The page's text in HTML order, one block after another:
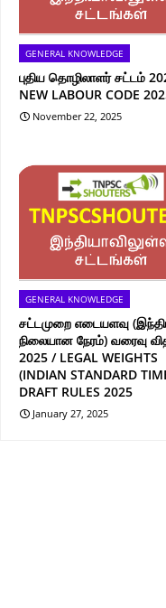
GENERAL KNOWLEDGE
புதிய தொழிலாளர் சட்டம்
NEW LABOUR CODE
November 22, 2025
GENERAL KNOWLEDGE
சட்டமுறை எடையளவு
நிலையான நேரம்) வரைவு
2025 / LEGAL WEIGHTS
(INDIAN STANDARD
DRAFT RULES 2025
January 27, 2025